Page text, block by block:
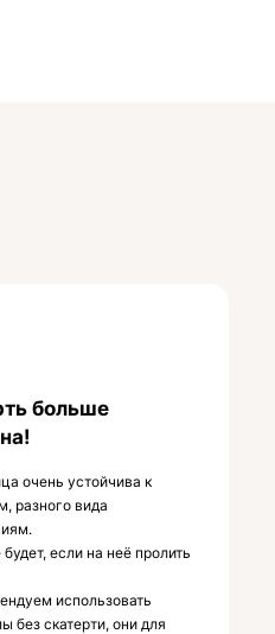
больше
очень устойчива к
разного вида
если на неё пролить
использовать
без скатерти, они для